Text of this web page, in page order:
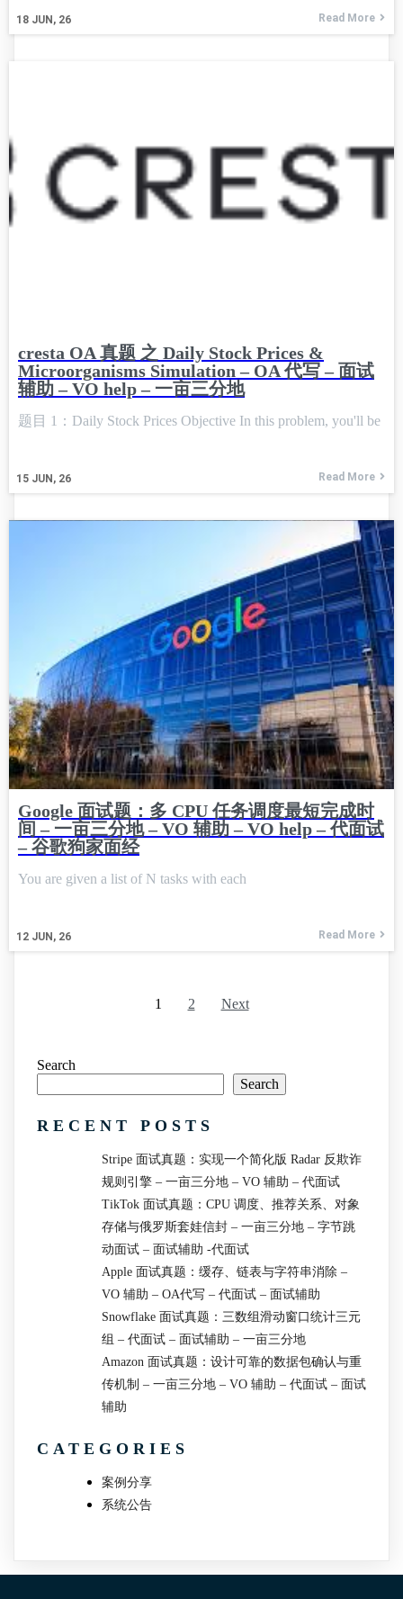
18 JUN, 26
于
Read More
cresta OA 真题 之 Daily Stock Prices &
Microorganisms Simulation – OA 代写 – 面试
辅助 – VO help – 一亩三分地
15 JUN, 26
题目 1：Daily Stock Prices Objective In this problem, you'll be
Read More
Google 面试题：多 CPU 任务调度最短完成时
间 – 一亩三分地 – VO 辅助 – VO help – 代面试
– 谷歌狗家面经
12 JUN, 26
You are given a list of N tasks with each
Read More
1 2 Next
Search
Search
RECENT POSTS
Stripe 面试真题：实现一个简化版 Radar 反欺诈
规则引擎 – 一亩三分地 – VO 辅助 – 代面试
TikTok 面试真题：CPU 调度、推荐关系、对象
存储与俄罗斯套娃信封 – 一亩三分地 – 字节跳
动面试 – 面试辅助 -代面试
Apple 面试真题：缓存、链表与字符串消除 –
VO 辅助 – OA代写 – 代面试 – 面试辅助
Snowflake 面试真题：三数组滑动窗口统计三元
组 – 代面试 – 面试辅助 – 一亩三分地
Amazon 面试真题：设计可靠的数据包确认与重
传机制 – 一亩三分地 – VO 辅助 – 代面试 – 面试
辅助
CATEGORIES
案例分享
系统公告